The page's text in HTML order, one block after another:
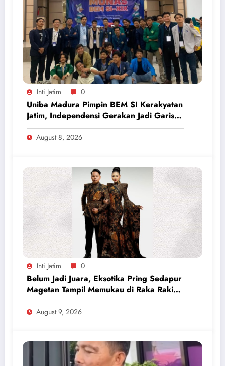
Inti Jatim 0
Uniba Madura Pimpin BEM SI Kerakyatan
Jatim, Independensi Gerakan Jadi Garis
Batas
August 8, 2026
Inti Jatim 0
Belum Jadi Juara, Eksotika Pring Sedapur
Magetan Tampil Memukau di Raka Raki
Jatim 2026
August 9, 2026